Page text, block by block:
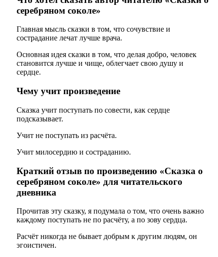
серебряном соколе»
Главная мысль сказки в том, что сочувствие и
сострадание лечат лучше врача.
Основная идея сказки в том, что делая добро, человек
становится лучше и чище, облегчает свою душу и
сердце.
Чему учит произведение
Сказка учит поступать по совести, как сердце
подсказывает.
Учит не поступать из расчёта.
Учит милосердию и состраданию.
Краткий отзыв по произведению «Сказка о
серебряном соколе» для читательского
дневника
Прочитав эту сказку, я подумала о том, что очень важно
каждому поступать не по расчёту, а по зову сердца.
Расчёт никогда не бывает добрым к другим людям, он
эгоистичен.